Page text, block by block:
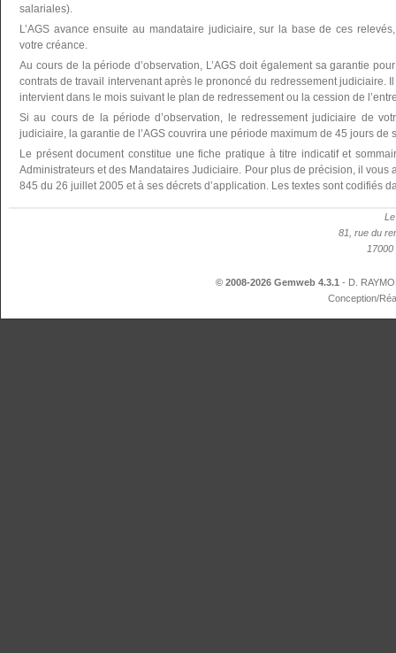
salariales).
L’AGS avance ensuite au mandataire judiciaire, sur la base de ces
votre créance.
Au cours de la période d’observation, L’AGS doit également sa garantie
contrats de travail intervenant après le prononcé du redressement judiciaire.
intervient dans le mois suivant le plan de redressement ou la cession de
Si au cours de la période d’observation, le redressement judiciaire de
judiciaire, la garantie de l’AGS couvrira une période maximum de 45 jours de
Le présent document constitue une fiche pratique à titre indicatif et
Administrateurs et des Mandataires Judiciaire. Pour plus de précision, il vous
845 du 26 juillet 2005 et à ses décrets d’application. Les textes sont codifiés
81, rue du
17000
© 2008-2026 Gemweb 4.3.1 - D.
Conception/